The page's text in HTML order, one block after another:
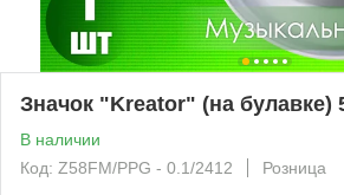
Значок "Kreator" (на булавке)
В наличии
Код: Z58FM/PPG - 0.1/2412
Розница